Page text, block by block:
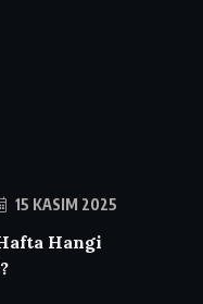
15 KASIM 2025
Hangi